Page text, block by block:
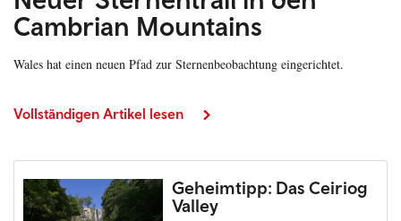
Cambrian Mountains
Wales hat einen neuen Pfad zur Sternenbeobachtung eingerichtet.
Vollständigen Artikel lesen
Geheimtipp: Das Ceiriog
Valley